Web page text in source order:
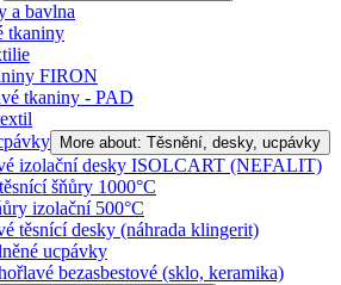
a bavlna
tkaniny
FIRON
tkaniny - PAD
More about: Těsnění, desky, ucpávky
izolační desky ISOLCART (NEFALIT)
šňůry 1000°C
izolační 500°C
těsnící desky (náhrada klingerit)
ucpávky
bezasbestové (sklo, keramika)